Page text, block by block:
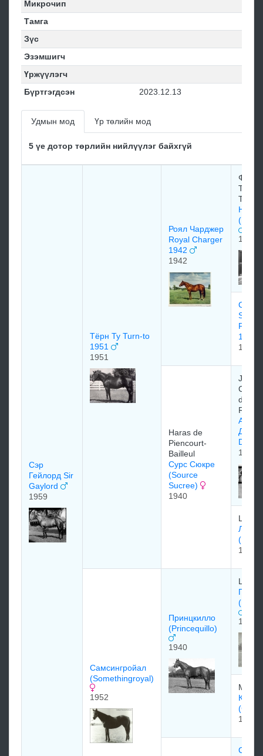
Микрочип
Тамга
Зүс
Эзэмшигч
Үржүүлэгч
Бүртгэгдсэн
2023.12.13
Удмын мод Үр төлийн мод
5 үе дотор төрлийн нийлүүлэг байхгүй
Сэр
Гейлорд Sir
Gaylord
1959
Тёрн Ту Turn-to
1951
1951
Роял Чарджер
Royal Charger
1942
1942
Tesio
1935
Сан
SUN
1937
1937
Haras de
Piencourt-
Bailleul
Сурс Сюкре
(Source
Sucree)
1940
Cohn
du
1931
Lord
1930
Самсингрoйал
(Somethingroyal)
1952
Принцкилло
(Princequillo)
1940
Lord
1928
Mrs.
1933